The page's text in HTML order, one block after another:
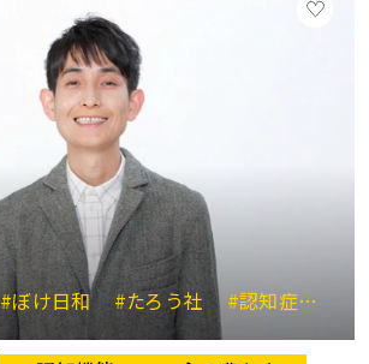
#ぼけ日和 #たろう社 #認知症介護